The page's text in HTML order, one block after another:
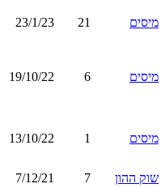
מיסים 21
23/1/23
מיסים 6
19/10/22
מיסים 1
13/10/22
שוק ההון 7
7/12/21